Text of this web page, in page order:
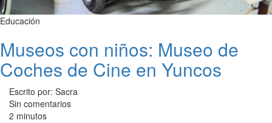
Educación
Museos con niños: Museo de
Coches de Cine en Yuncos
Escrito por: Sacra
Sin comentarios
2 minutos